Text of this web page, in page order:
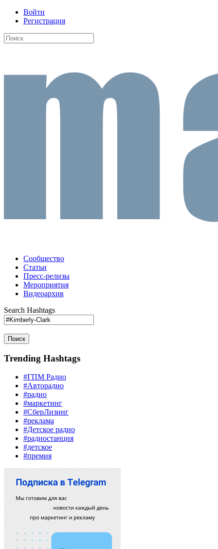
Войти
Регистрация
Сообщество
Статьи
Пресс-релизы
Мероприятия
Видеоархив
Search Hashtags
Поиск
Trending Hashtags
#ГПМ Радио
#Авторадио
#радио
#маркетинг
#СберЛизинг
#реклама
#Детское радио
#радиостанция
#детское
#премия